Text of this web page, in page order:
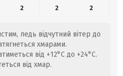
2 2 2
ледь відчутний вітер до
хмарами.
від +12°C до +24°C.
від хмар.